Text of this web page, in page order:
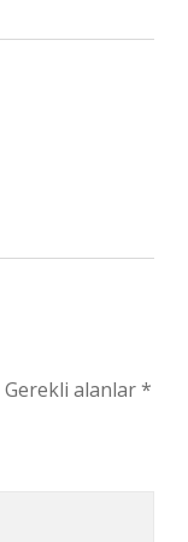
Gerekli alanlar*